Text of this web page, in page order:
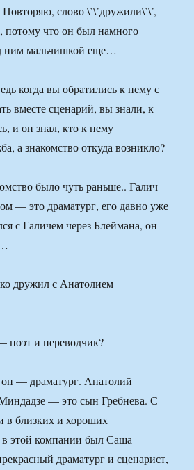
слово \’\’дружили\’\’,
потому что он был намного
ним мальчишкой еще…
когда вы обратились к нему с
вместе сценарий, вы знали, к
и он знал, кто к нему
а знакомство откуда возникло?
было чуть раньше.. Галич
— это драматург, его давно уже
с Галичем через Блеймана, он
дружил с Анатолием
и переводчик?
— драматург. Анатолий
— это сын Гребнева. С
близких и хороших
этой компании был Саша
драматург и сценарист,